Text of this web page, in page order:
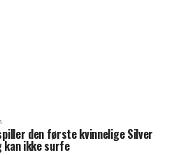
den første kvinnelige Silver
kan ikke surfe